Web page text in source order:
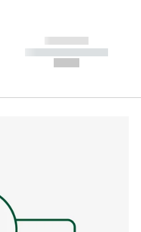
------------
----------- -----------